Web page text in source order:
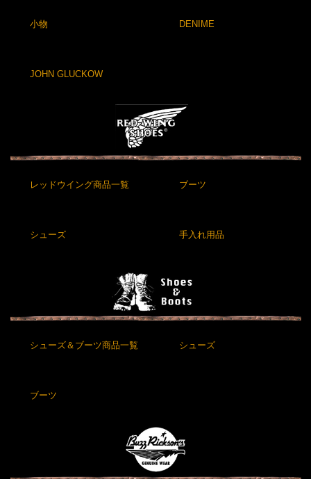
小物 DENIME
JOHN GLUCKOW
レッドウイング商品一覧 ブーツ
シューズ 手入れ用品
シューズ＆ブーツ商品一覧 シューズ
ブーツ